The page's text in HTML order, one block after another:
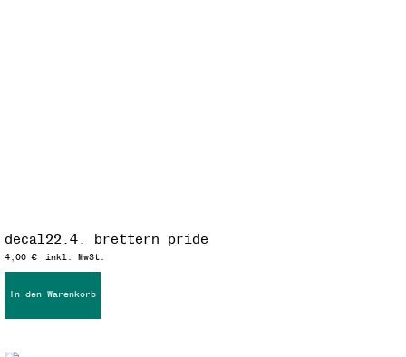
decal22.4. brettern pride
4,00€ inkl. MwSt.
In den Warenkorb